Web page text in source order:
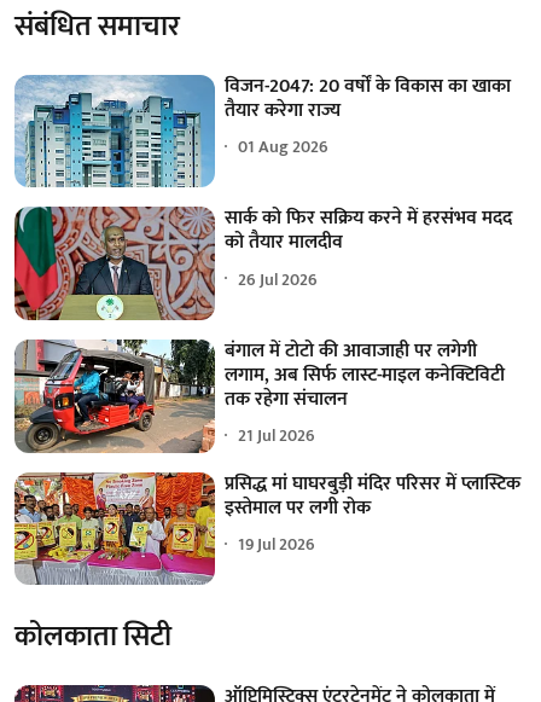
संबंधित समाचार
विजन-2047: 20 वर्षों के विकास का खाका
तैयार करेगा राज्य
01 Aug 2026
सार्क को फिर सक्रिय करने में हरसंभव मदद
को तैयार मालदीव
26 Jul 2026
बंगाल में टोटो की आवाजाही पर लगेगी
लगाम, अब सिर्फ लास्ट-माइल कनेक्टिविटी
तक रहेगा संचालन
21 Jul 2026
प्रसिद्ध मां घाघरबुड़ी मंदिर परिसर में प्लास्टिक
इस्तेमाल पर लगी रोक
19 Jul 2026
कोलकाता सिटी